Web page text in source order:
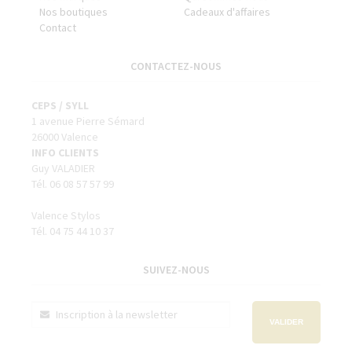
Nos boutiques
Cadeaux d'affaires
Contact
CONTACTEZ-NOUS
CEPS / SYLL
1 avenue Pierre Sémard
26000 Valence
INFO CLIENTS
Guy VALADIER
Tél. 06 08 57 57 99
Valence Stylos
Tél. 04 75 44 10 37
SUIVEZ-NOUS
VALIDER